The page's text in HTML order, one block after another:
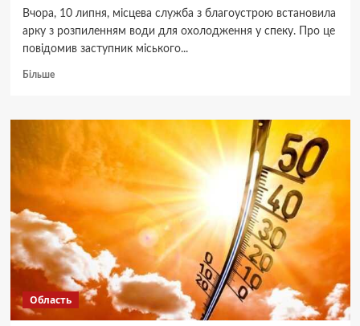
Вчора, 10 липня, місцева служба з благоустрою встановила
арку з розпиленням води для охолодження у спеку. Про це
повідомив заступник міського...
БільшеДокладніше
Золотоноші
Область